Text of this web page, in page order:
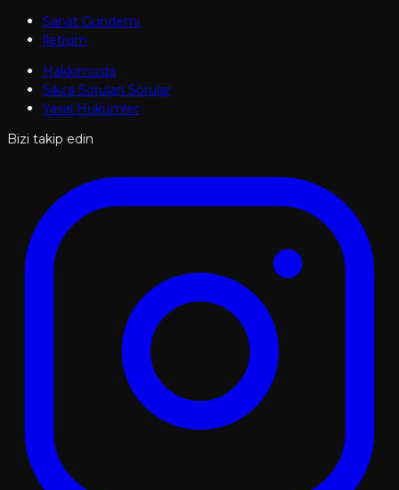
Sanat Gündemi
İletişim
Hakkımızda
Sıkça Sorulan Sorular
Yasal Hükümler
Bizi takip edin